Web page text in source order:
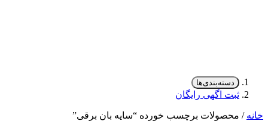
دسته‌بندی‌ها
ثبت اگهی رایگان
خانه / محصولات برچسب خورده “سایه بان برقی”